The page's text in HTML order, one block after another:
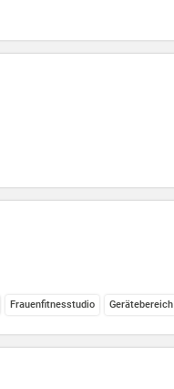
Frauenfitnesstudio Gerätebereich